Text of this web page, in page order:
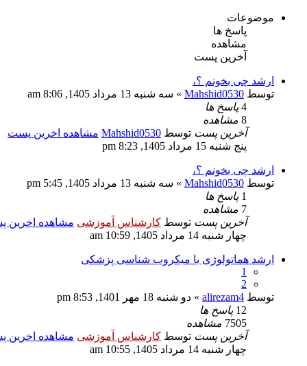
موضوعات
پاسخ ها
مشاهده
آخرین پست
ارشد چی بخونم ؟،
توسط Mahshid0530 » سه شنبه 13 مرداد 1405, 8:06 am
4 پاسخ ها
8 مشاهده
آخرین پست توسط Mahshid0530 مشاهده اخرین پست
پنج شنبه 15 مرداد 1405, 8:23 pm
ارشد چی بخونم ؟،
توسط Mahshid0530 » سه شنبه 13 مرداد 1405, 5:45 pm
1 پاسخ ها
7 مشاهده
آخرین پست توسط کارشناس آموزشی مشاهده اخرین
چهار شنبه 14 مرداد 1405, 10:59 am
ارشد هماتولوژی یا میکروب شناسی پزشکی
1
2
توسط alirezam4 » دو شنبه 18 مهر 1401, 8:53 pm
12 پاسخ ها
7505 مشاهده
آخرین پست توسط کارشناس آموزشی مشاهده اخرین
چهار شنبه 14 مرداد 1405, 10:55 am